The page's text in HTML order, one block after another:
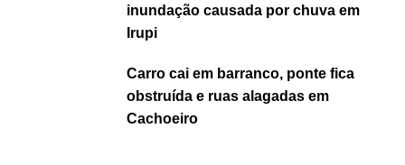
inundação causada por chuva em
Irupi
Carro cai em barranco, ponte fica
obstruída e ruas alagadas em
Cachoeiro